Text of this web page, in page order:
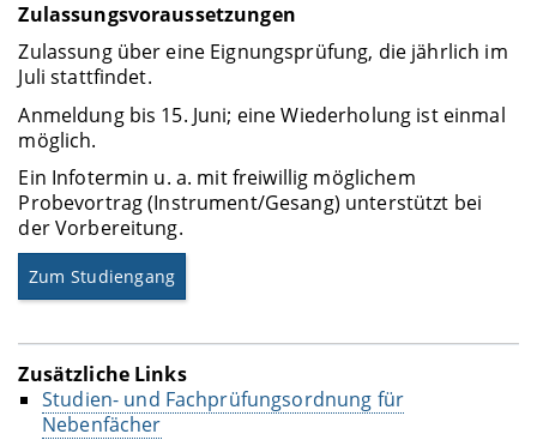
Zulassungsvoraussetzungen
Zulassung über eine Eignungsprüfung, die jährlich im
Juli stattfindet.
Anmeldung bis 15. Juni; eine Wiederholung ist einmal
möglich.
Ein Infotermin u. a. mit freiwillig möglichem
Probevortrag (Instrument/Gesang) unterstützt bei
der Vorbereitung.
Zum Studiengang
Zusätzliche Links
Studien- und Fachprüfungsordnung für
Nebenfächer